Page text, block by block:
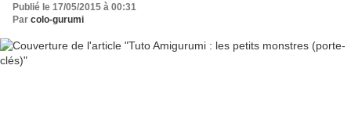
Publié le 17/05/2015 à 00:31
Par colo-gurumi